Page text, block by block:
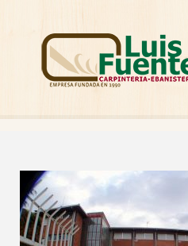
ARMARIOS DE MADERA
CASAS DE MADERA
ESCALERAS DE MADERA
ESTRUCTURAS DE MADERA
MESAS DE MADERA